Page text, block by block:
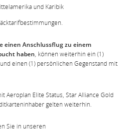
und Karibik
einen Anschlussflug zu einem
haben, können weiterhin ein (1)
einen (1) persönlichen Gegenstand mit
Aeroplan Elite Status, Star Alliance Gold
gelten weiterhin.
Sie in unseren